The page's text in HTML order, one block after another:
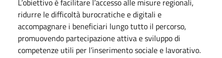
ridurre le difficoltà burocratiche e digitali e
accompagnare i beneficiari lungo tutto il percorso,
promuovendo partecipazione attiva e sviluppo di
competenze utili per l’inserimento sociale e lavorativo.